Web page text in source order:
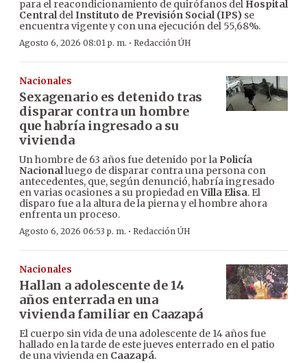
para el reacondicionamiento de quirófanos del Hospital
CentraldelInstituto de Previsión Social (IPS) se
encuentra vigente y con una ejecución del 55,68%.
Agosto 6, 2026 08:01 p. m. · Redacción ÚH
Nacionales
Sexagenario es detenido tras
disparar contra un hombre
que habría ingresado a su
vivienda
Un hombre de 63 años fue detenido por la Policía
Nacionalluego de disparar contra una persona con
antecedentes, que, según denunció, habría ingresado
en varias ocasiones a su propiedad enVilla Elisa. El
disparo fue a la altura de la pierna y el hombre ahora
enfrenta un proceso.
Agosto 6, 2026 06:53 p. m. · Redacción ÚH
Nacionales
Hallan a adolescente de 14
años enterrada en una
vivienda familiar en Caazapá
El cuerpo sin vida de una adolescente de 14 años fue
hallado en la tarde de este jueves enterrado en el patio
de una vivienda en Caazapá.